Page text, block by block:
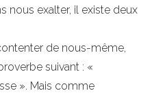
nous exalter, il existe deux
de nous-même,
suivant : «
». Mais comme